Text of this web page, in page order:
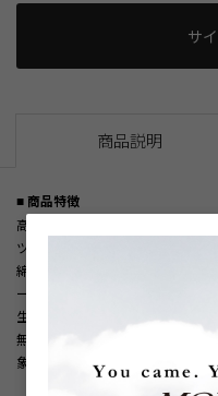
サ
商品説明
■ 商品特徴
高密度ブロード素材を使用した、
ツ。
綿100％素材ならではのソフトな
ーの深みを引き立てます。
生地にしっかりとしたハリがあり
無地でありながら素材感による立
象を添えます。